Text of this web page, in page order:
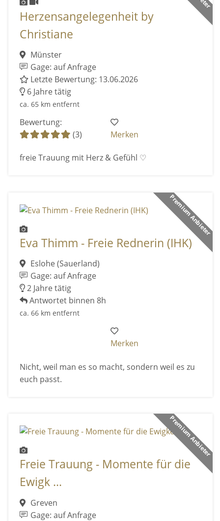
Herzensangelegenheit by
Christiane
Münster
Gage: auf Anfrage
Letzte Bewertung: 13.06.2026
6 Jahre tätig
ca. 65 km entfernt
Bewertung:
(3)
Merken
freie Trauung mit Herz & Gefühl ♡
Premium Anbieter
Eva Thimm - Freie Rednerin (IHK)
Eslohe (Sauerland)
Gage: auf Anfrage
2 Jahre tätig
Antwortet binnen 8h
ca. 66 km entfernt
Merken
Nicht, weil man es so macht, sondern weil es zu
euch passt.
Premium Anbieter
Freie Trauung - Momente für die
Ewigk ...
Greven
Gage: auf Anfrage